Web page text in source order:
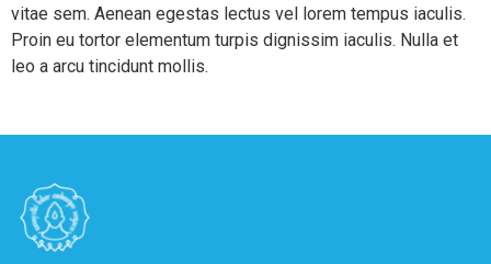
vitae sem. Aenean egestas lectus vel lorem tempus iaculis.
Proin eu tortor elementum turpis dignissim iaculis. Nulla et
leo a arcu tincidunt mollis.